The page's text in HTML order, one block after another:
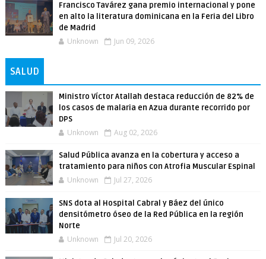
Francisco Tavárez gana premio internacional y pone
en alto la literatura dominicana en la Feria del Libro
de Madrid
Unknown Jun 09, 2026
SALUD
Ministro Víctor Atallah destaca reducción de 82% de
los casos de malaria en Azua durante recorrido por
DPS
Unknown Aug 02, 2026
Salud Pública avanza en la cobertura y acceso a
tratamiento para niños con Atrofia Muscular Espinal
Unknown Jul 27, 2026
SNS dota al Hospital Cabral y Báez del único
densitómetro óseo de la Red Pública en la región
Norte
Unknown Jul 20, 2026